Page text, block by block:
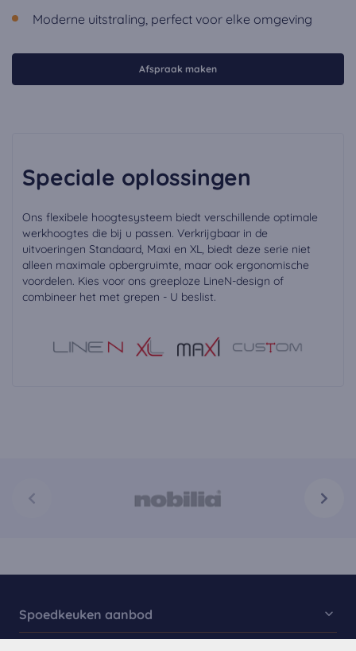
Moderne uitstraling, perfect voor elke omgeving
Afspraak maken
Speciale oplossingen
Ons flexibele hoogtesysteem biedt verschillende optimale
werkhoogtes die bij u passen. Verkrijgbaar in de
uitvoeringen Standaard, Maxi en XL, biedt deze serie niet
alleen maximale opbergruimte, maar ook ergonomische
voordelen. Kies voor ons greeploze LineN-design of
combineer het met grepen - U beslist.
Spoedkeuken aanbod